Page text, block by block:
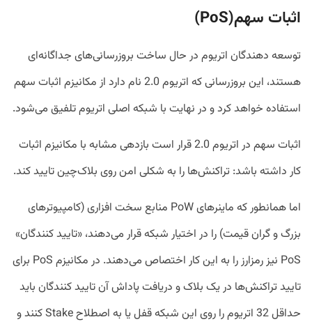
اثبات سهم(PoS)
توسعه دهندگان اتریوم در حال ساخت بروزرسانی‌های جداگانه‌ای
هستند، این بروزرسانی که اتریوم 2.0 نام دارد از مکانیزم اثبات سهم
استفاده خواهد کرد و در نهایت با شبکه اصلی اتریوم تلفیق می‌شود.
اثبات سهم در اتریوم 2.0 قرار است بازدهی مشابه با مکانیزم اثبات
کار داشته باشد: تراکنش‌ها را به شکلی امن روی بلاک‌چین تایید کند.
اما همانطور که ماینر‌های PoW منابع سخت افزاری (کامپیوتر‌های
بزرگ و گران‌ قیمت) را در اختیار شبکه قرار می‌دهند، «تایید کنندگان»
PoS نیز رمزارز را به این کار اختصاص می‌دهند. در مکانیزم PoS برای
تایید تراکنش‌ها در یک بلاک و دریافت پاداش آن تایید کنندگان باید
حداقل 32 اتریوم را روی این شبکه قفل یا به اصطلاح Stake کنند و